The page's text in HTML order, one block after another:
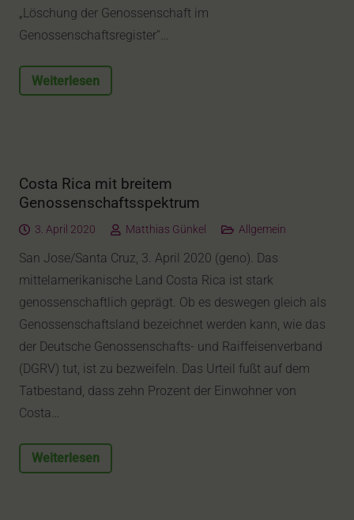
„Löschung der Genossenschaft im
Genossenschaftsregister“…
Weiterlesen
Costa Rica mit breitem
Genossenschaftsspektrum
3. April 2020 Matthias Günkel Allgemein
San Jose/Santa Cruz, 3. April 2020 (geno). Das
mittelamerikanische Land Costa Rica ist stark
genossenschaftlich geprägt. Ob es deswegen gleich als
Genossenschaftsland bezeichnet werden kann, wie das
der Deutsche Genossenschafts- und Raiffeisenverband
(DGRV) tut, ist zu bezweifeln. Das Urteil fußt auf dem
Tatbestand, dass zehn Prozent der Einwohner von
Costa…
Weiterlesen